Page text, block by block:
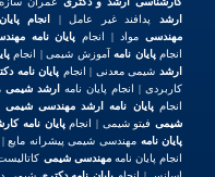
ارشد پدافند غیر عامل | انجام
مهندسیمواد | انجام پایان نامه
انجامپایان نامهآموزش شیمی | انجام
ارشدشیمی معدنی | انجام پایان نامه
کاربردی | انجام پایان نامه
ارشد شیمی
انجامپایان نامه ارشد مهندسی شیمی
شیمیفیتو شیمی | انجامپایان نامه
پایان نامه مهندسی شیمی پیشرانه مایع |
انجام پایان نامهمهندسی شیمی